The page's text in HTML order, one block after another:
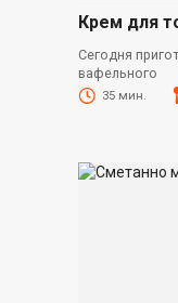
Крем для
Сегодня
вафельного
35 мин.